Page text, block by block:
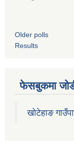
Older polls
Results
फेसबुकमा
खोटेहाङ